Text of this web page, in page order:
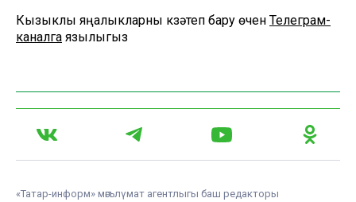
Кызыклы яңалыкларны күзәтеп бару өчен Телеграм-
каналга язылыгыз
«Татар-информ» мәгълүмат агентлыгы баш редакторы